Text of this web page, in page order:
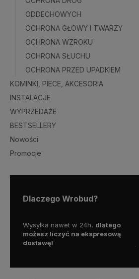
ODDECHOWYCH
OCHRONA GŁOWY I TWARZY
OCHRONA WZROKU
OCHRONA SŁUCHU
OCHRONA PRZED UPADKIEM
KOMINKI, PIECE, AKCESORIA
INSTALACJE
WYPRZEDAŻE
BESTSELLERY
Nowości
Promocje
Dlaczego Wrobud?
Wysyłka nawet w 24h, dlatego
możesz liczyć na ekspresową
dostawę!